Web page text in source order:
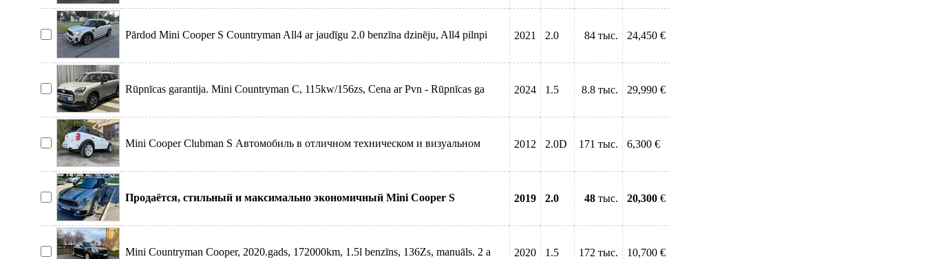
Pārdod Mini Cooper S Countryman All4 ar jaudīgu 2.0 benzīna dzinēju, All4 pilnpi 2021 2.0 84 тыс. 24,450 €
Rūpnīcas garantija. Mini Countryman C, 115kw/156zs, Cena ar Pvn - Rūpnīcas ga 2024 1.5 8.8 тыс. 29,990 €
Mini Cooper Clubman S Автомобиль в отличном техническом и визуальном
2012 2.0D 171 тыс. 6,300 €
Продаётся, стильный и максимально экономичный Mini Cooper S
2019 2.0 48 тыс. 20,300 €
Mini Countryman Cooper, 2020.gads, 172000km, 1.5l benzīns, 136Zs, manuāls. 2 a 2020 1.5 172 тыс. 10,700 €